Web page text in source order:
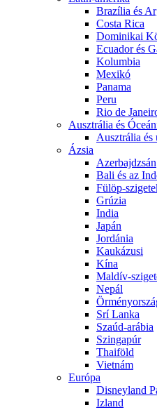
Brazília és
Costa Rica
Dominikai
Ecuador és
Kolumbia
Mexikó
Panama
Peru
Rio de
Ausztrália és
Ausztrália és
Ázsia
Azerbajdzsán
Bali és az
Fülöp-
Grúzia
India
Japán
Jordánia
Kaukázusi
Kína
Maldív-
Nepál
Srí Lanka
Szaúd-arábia
Szingapúr
Thaiföld
Vietnám
Európa
Disneyland
Izland